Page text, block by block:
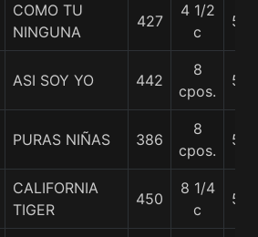
COMO TU
NINGUNA
427
4 1/2
c
55
ASI SOY YO 442
8
cpos.
55
PURAS NIÑAS 386
8
cpos.
56
CALIFORNIA
TIGER
450
8 1/4
c
55